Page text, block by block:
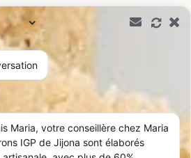
Maria, votre conseillère chez Maria
IGP de Jijona sont élaborés